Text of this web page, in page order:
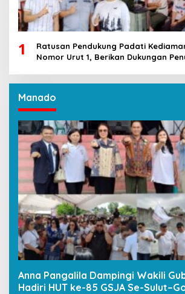
1
Ratusan Pendukung Padati
Nomor Urut 1, Berikan Dukungan
Manado
Anna Pangalila Dampingi Wakili
Hadiri HUT ke-85 GSJA Se-